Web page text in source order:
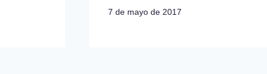
7 de mayo de 2017